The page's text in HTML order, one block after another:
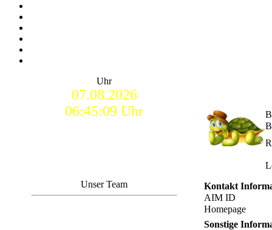
Uhr
07.08.2026
06:45:10 Uhr
Unser Team
Kontakt
AIM ID
Homepage
Sonstige